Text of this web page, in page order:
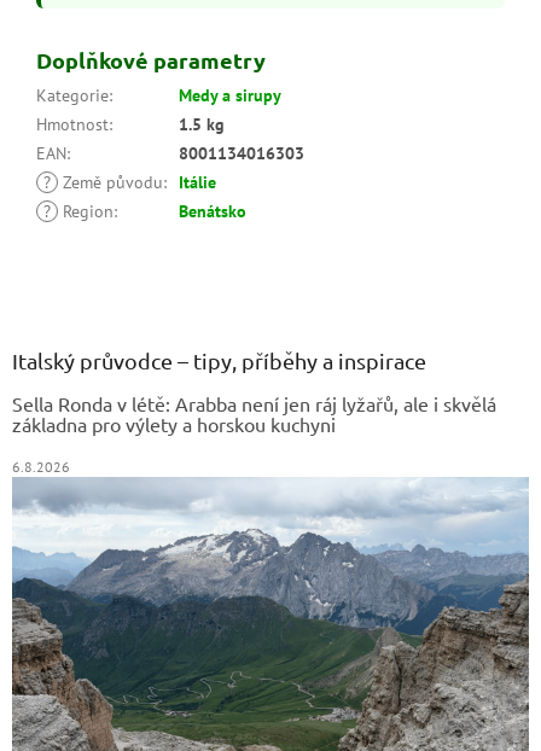
Doplňkové parametry
Kategorie:
Medy a sirupy
Hmotnost:
1.5 kg
EAN:
8001134016303
? Země původu:
Itálie
?
Region: Benátsko
Italský průvodce – tipy, příběhy a inspirace
Sella Ronda v létě: Arabba není jen ráj lyžařů, ale i skvělá
základna pro výlety a horskou kuchyni
6.8.2026